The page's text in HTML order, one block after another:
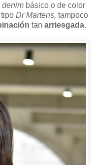
denimbásico o de color
Dr Martens, tampoco
tan arriesgada.